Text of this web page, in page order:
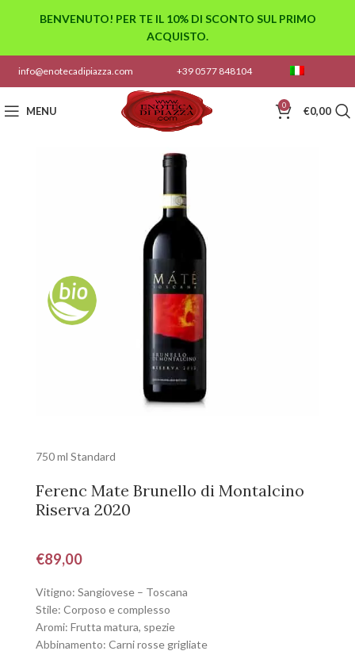
info@enotecadipiazza.com +39 0577 848104
MENU 0 €0,00
750 ml Standard
Ferenc Mate Brunello di Montalcino
Riserva 2020
€89,00
Vitigno: Sangiovese – Toscana
Stile: Corposo e complesso
Aromi: Frutta matura, spezie
Abbinamento: Carni rosse grigliate
BENVENUTO! PER TE IL 10% DI SCONTO SUL PRIMO
ACQUISTO.